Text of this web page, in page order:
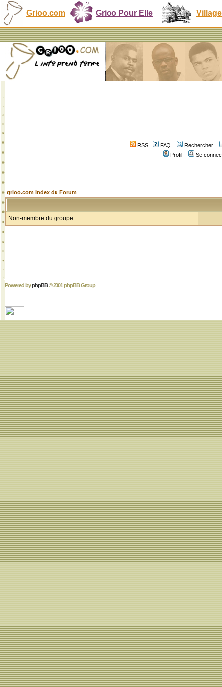
Grioo.com Grioo Pour Elle Village
RSS FAQ
Rechercher
Profil
Se
grioo.com Index du Forum
Non-membre du groupe
Powered byphpBB© 2001 phpBB Group